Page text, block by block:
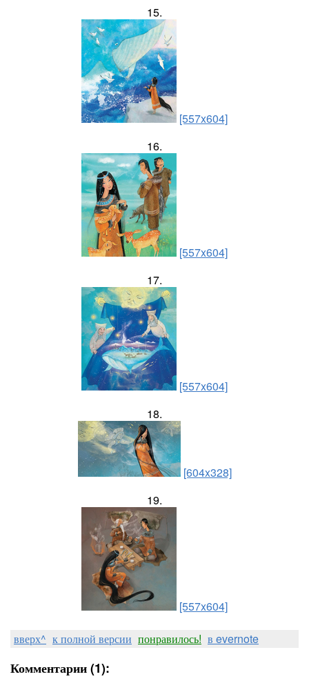
15.
[557x604]
16.
[557x604]
17.
[557x604]
18.
[604x328]
19.
[557x604]
вверх^ к полной версии понравилось! в evernote
Комментарии (1):